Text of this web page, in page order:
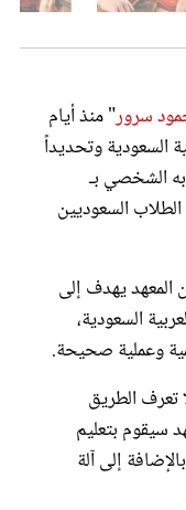
سرور" منذ أيام
السعودية وتحديداً
الشخصي بـ
السعوديين
يهدف إلى
السعودية،
وعملية صحيحة.
الطريق
سيقوم بتعليم
إلى آلة